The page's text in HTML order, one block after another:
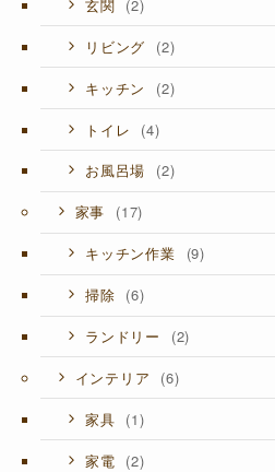
玄関 (2)
リビング (2)
キッチン (2)
トイレ (4)
お風呂場 (2)
家事 (17)
キッチン作業 (9)
掃除 (6)
ランドリー (2)
インテリア (6)
家具 (1)
家電 (2)